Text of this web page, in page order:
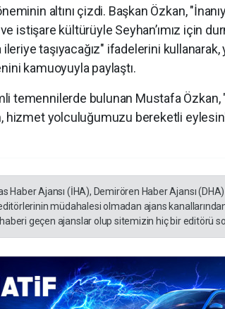
altını çizdi. Başkan Özkan,
istişare kültürüyle Seyhan’ımız için
ileriye taşıyacağız" ifadelerini
kamuoyuyla paylaştı.
temennilerde bulunan Mustafa Özkan,
hizmet yolculuğumuzu bereketli eylesin"
Haber Ajansı (İHA), Demirören Haber Ajansı
müdahalesi olmadan ajans
geçen ajanslar olup sitemizin hiç bir editörü